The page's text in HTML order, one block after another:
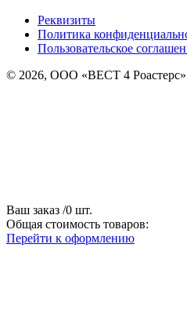
Реквизиты
Политика
Пользовательское
© 2026, ООО «ВЕСТ 4 Роастерс»
Ваш заказ /0 шт.
Общая стоимость товаров:
Перейти к оформлению